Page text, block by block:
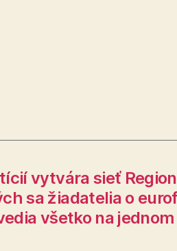
vytvára sieť
sa žiadatelia o
všetko na